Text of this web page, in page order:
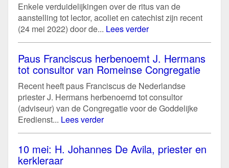
Enkele verduidelijkingen over de ritus van de
aanstelling tot lector, acoliet en catechist zijn recent
(24 mei 2022) door de... Lees verder
Paus Franciscus herbenoemt J. Hermans
tot consultor van Romeinse Congregatie
Recent heeft paus Franciscus de Nederlandse
priester J. Hermans herbenoemd tot consultor
(adviseur) van de Congregatie voor de Goddelijke
Eredienst... Lees verder
10 mei: H. Johannes De Avila, priester en
kerkleraar